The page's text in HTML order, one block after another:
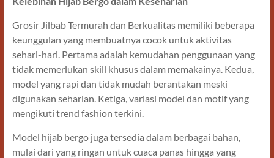
Grosir Jilbab Termurah dan Berkualitas memiliki beberapa
keunggulan yang membuatnya cocok untuk aktivitas
sehari-hari. Pertama adalah kemudahan penggunaan yang
tidak memerlukan skill khusus dalam memakainya. Kedua,
model yang rapi dan tidak mudah berantakan meski
digunakan seharian. Ketiga, variasi model dan motif yang
mengikuti trend fashion terkini.
Model hijab bergo juga tersedia dalam berbagai bahan,
mulai dari yang ringan untuk cuaca panas hingga yang